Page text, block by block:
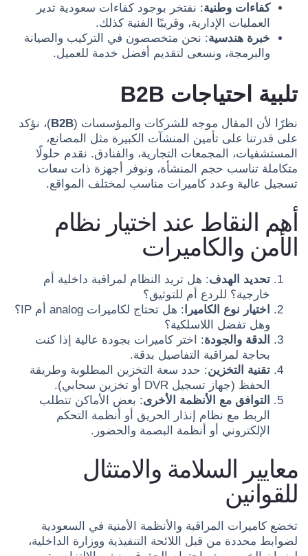
كفاءات وطنية: نفتخر بوجود كفاءات سعودية تدير
العمليات الإدارية، وقريبًا الفنية كذلك.
خبرة هندسية: نحن متخصصون في التركيب والصيانة
والبرمجة، ونسعى لتقديم أفضل خدمة للعميل.
تلبية احتياجات B2B
نظرًا لأن المقال موجه للشركات والمؤسسات (B2B)، نؤكد
على قدرتنا على تأمين المنشآت الكبيرة مثل المصانع،
المستشفيات، المجمعات التجارية، والفنادق. نقدم حلولًا
متكاملة تناسب حجم المنشأة، ونوفر أجهزة ذات سعات
تسجيل عالية وعدد كاميرات مناسب لمختلف المواقع.
أهم النقاط عند اختيار نظام
الأمن والكاميرات
تحديد الهدف: هل تريد النظام لمراقبة داخلية أم
خارجية؟ للردع أم للتوثيق؟
اختيار نوع الكاميرا
: هل تحتاج لكاميرات analog أم IP؟
وهل تفضل اللاسلكية؟
الدقة والجودة: اختر كاميرات بجودة عالية إذا كنت
بحاجة لمراقبة التفاصيل بدقة.
تقنية التخزين: حدد سعة التخزين المطلوبة وطريقة
الحفظ (جهاز تسجيل DVR أو تخزين سحابي).
التوافق مع الأنظمة الأخرى: بعض الأماكن تتطلب
الربط مع نظام إنذار الحريق أو أنظمة التحكم
الإلكتروني أو أنظمة البصمة والحضور.
معايير السلامة والامتثال
للقوانين
تخضع كاميرات المراقبة والأنظمة الأمنية في السعودية
لضوابط محددة من قبل اللائحة التنفيذية ووزارة الداخلية،